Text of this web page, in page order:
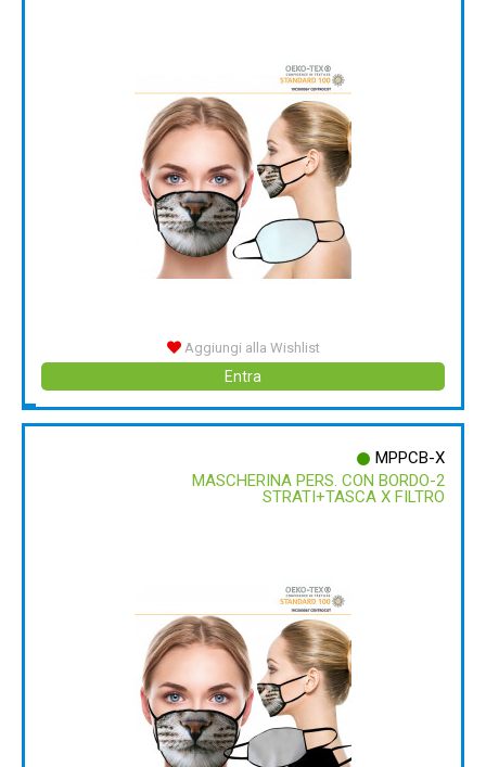
Aggiungi alla Wishlist
Entra
MPPCB-X
MASCHERINA PERS. CON BORDO-2
STRATI+TASCA X FILTRO